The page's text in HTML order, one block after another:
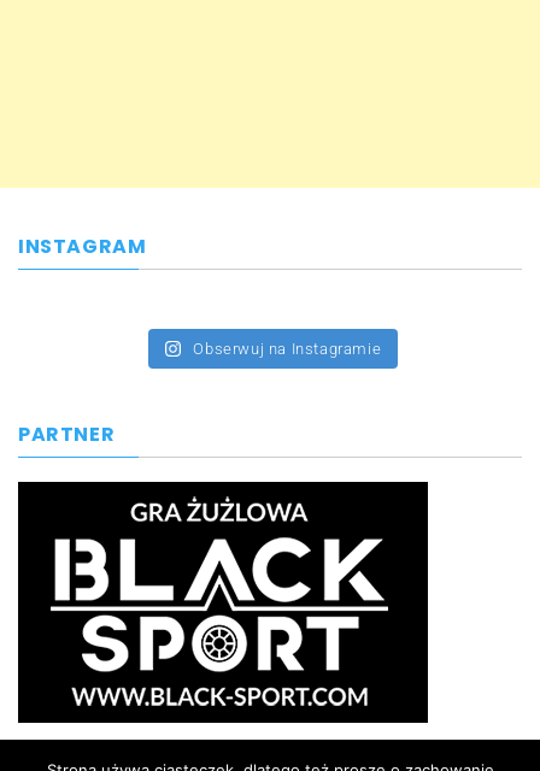
INSTAGRAM
Obserwuj na Instagramie
PARTNER